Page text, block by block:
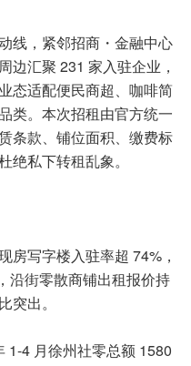
线，紧邻招商・金融中心
边汇聚 231 家入驻企业，
态适配便民商超、咖啡简
类。本次招租由官方统一
条款、铺位面积、缴费标
绝私下转租乱象。
房写字楼入驻率超 74%，
沿街零散商铺出租报价持
突出。
1-4 月徐州社零总额 1580